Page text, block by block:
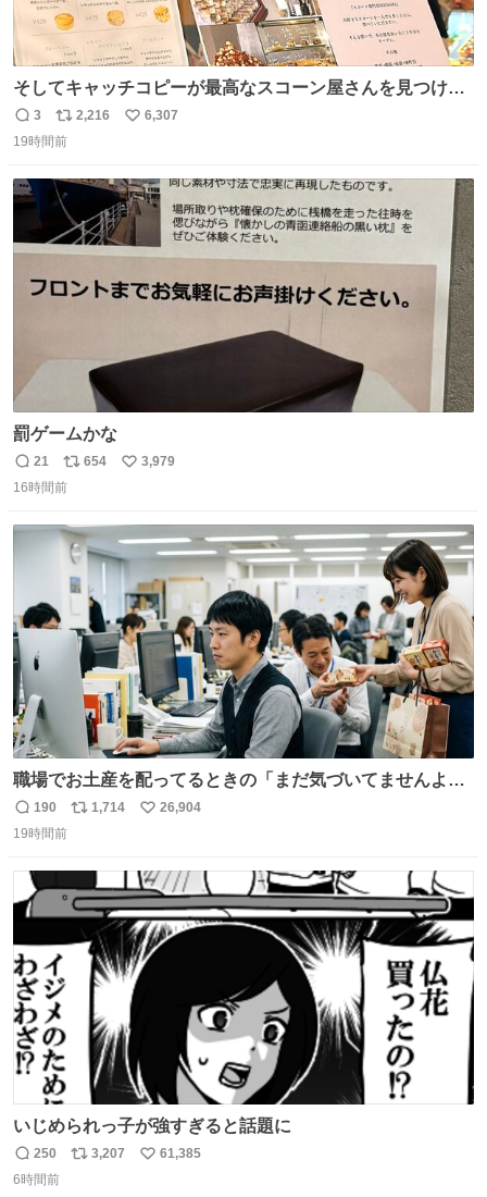
そしてキャッチコピーが最高なスコーン屋さんを見つけて
しまったので思わず買い込んでしまった。スコーンなんて
パッサパサなほどええですからね。
返
信
3
リ
ポ
ト
数
2,216
い
数
6,307
19時間前
罰ゲームかな
返
信
21
リ
ポ
ト
数
654
い
数
3,979
16時間前
職場でお土産を配ってるときの「まだ気づいてませんよ」
的な演技が毎回シンドい。
返
信
190
リ
ト
数
1,714
い
数
26,904
19時間前
いじめられっ子が強すぎると話題に
返
信
250
リ
3,207
い
61,385
6時間前